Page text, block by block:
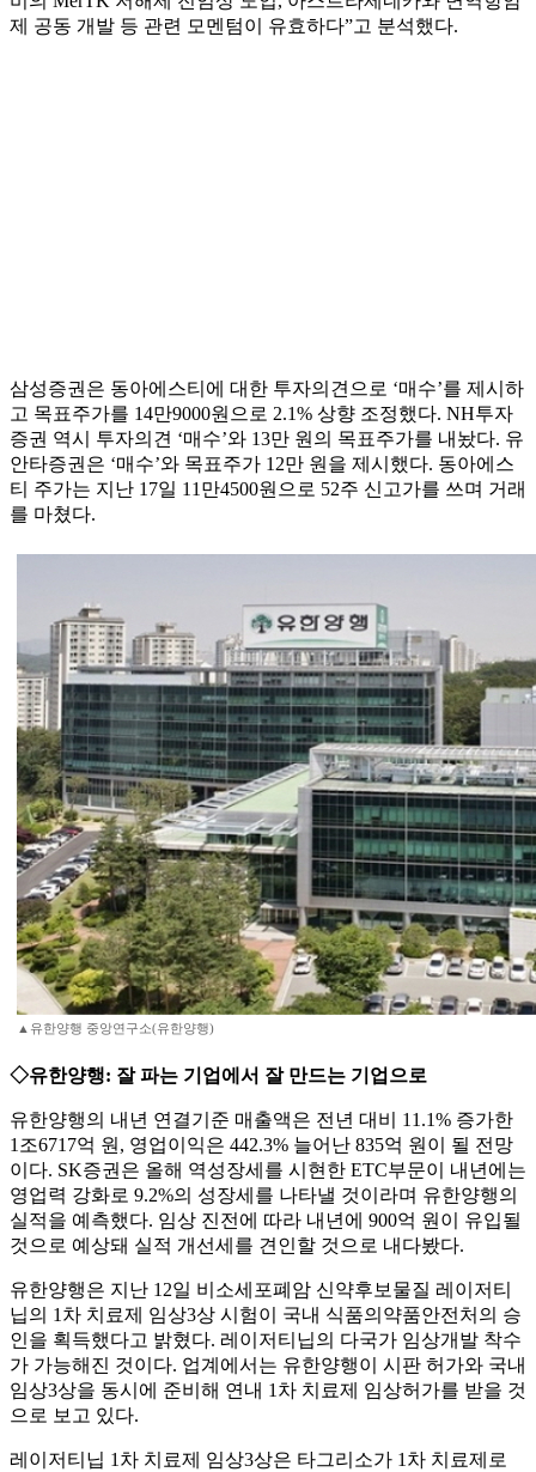
제 공동 개발 등 관련 모멘텀이 유효하다”고 분석했다.
삼성증권은 동아에스티에 대한 투자의견으로 ‘매수’를 제시하
고 목표주가를 14만9000원으로 2.1% 상향 조정했다. NH투자
증권 역시 투자의견 ‘매수’와 13만 원의 목표주가를 내놨다. 유
안타증권은 ‘매수’와 목표주가 12만 원을 제시했다. 동아에스
티 주가는 지난 17일 11만4500원으로 52주 신고가를 쓰며 거래
를 마쳤다.
▲유한양행 중앙연구소(유한양행)
◇유한양행: 잘 파는 기업에서 잘 만드는 기업으로
유한양행의 내년 연결기준 매출액은 전년 대비 11.1% 증가한
1조6717억 원, 영업이익은 442.3% 늘어난 835억 원이 될 전망
이다. SK증권은 올해 역성장세를 시현한 ETC부문이 내년에는
영업력 강화로 9.2%의 성장세를 나타낼 것이라며 유한양행의
실적을 예측했다. 임상 진전에 따라 내년에 900억 원이 유입될
것으로 예상돼 실적 개선세를 견인할 것으로 내다봤다.
유한양행은 지난 12일 비소세포폐암 신약후보물질 레이저티
닙의 1차 치료제 임상3상 시험이 국내 식품의약품안전처의 승
인을 획득했다고 밝혔다. 레이저티닙의 다국가 임상개발 착수
가 가능해진 것이다. 업계에서는 유한양행이 시판 허가와 국내
임상3상을 동시에 준비해 연내 1차 치료제 임상허가를 받을 것
으로 보고 있다.
레이저티닙 1차 치료제 임상3상은 타그리소가 1차 치료제로